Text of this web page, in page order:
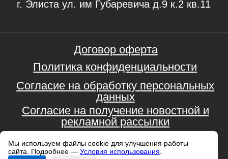
Мы используем файлы cookie для улучшения работы
сайта. Подробнее — Условия использования